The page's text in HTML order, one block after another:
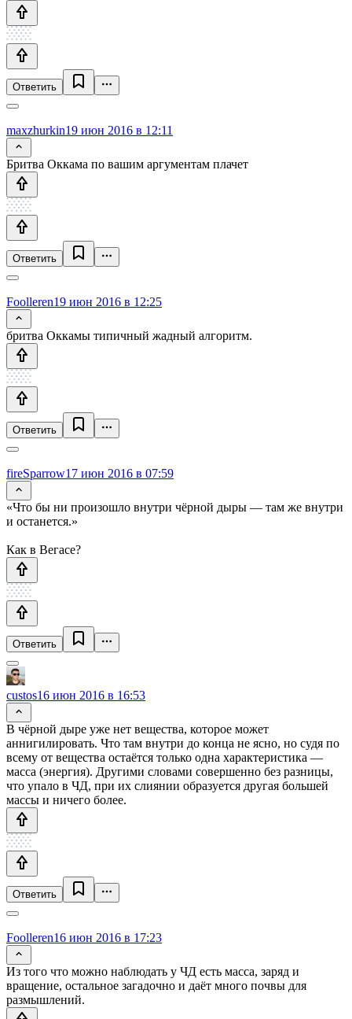
Ответить
maxzhurkin19 июн 2016 в 12:11
Бритва Оккама по вашим аргументам плачет
Ответить
Foolleren19 июн 2016 в 12:25
бритва Оккамы типичный жадный алгоритм.
Ответить
fireSparrow17 июн 2016 в 07:59
«Что бы ни произошло внутри чёрной дыры — там же внутри
и останется.»
Как в Вегасе?
Ответить
custos16 июн 2016 в 16:53
В чёрной дыре уже нет вещества, которое может
аннигилировать. Что там внутри до конца не ясно, но судя по
всему от вещества остаётся только одна характеристика —
масса (энергия). Другими словами совершенно без разницы,
что упало в ЧД, при их слиянии образуется другая большей
массы и ничего более.
Ответить
Foolleren16 июн 2016 в 17:23
Из того что можно наблюдать у ЧД есть масса, заряд и
вращение, остальное загадочно и даёт много почвы для
размышлений.